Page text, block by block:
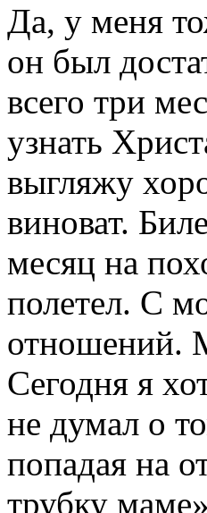
Да, у меня
он был
всего три
узнать
выгляжу
виноват.
месяц на
полетел. С
отношений.
Сегодня
не думал о
попадая на
трубку